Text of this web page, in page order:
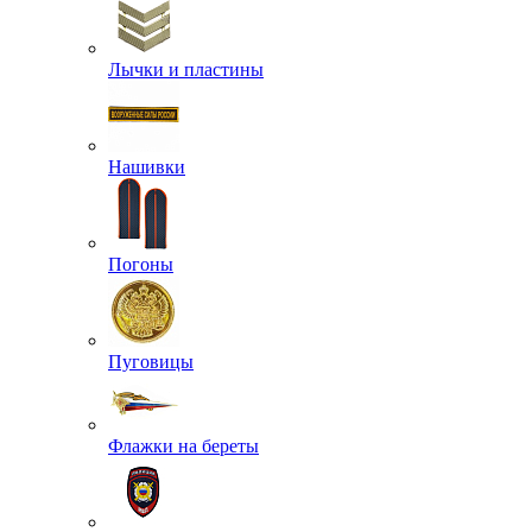
Лычки и пластины
Нашивки
Погоны
Пуговицы
Флажки на береты